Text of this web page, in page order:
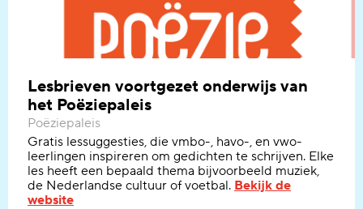
Lesbrieven voortgezet onderwijs van
het Poëziepaleis
Poëziepaleis
Gratis lessuggesties, die vmbo-, havo-, en vwo-
leerlingen inspireren om gedichten te schrijven. Elke
les heeft een bepaald thema bijvoorbeeld muziek,
de Nederlandse cultuur of voetbal. Bekijk de
website